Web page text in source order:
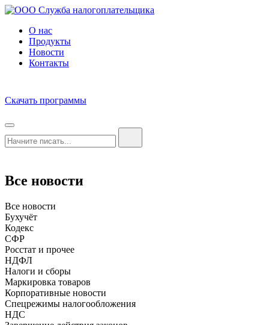
О нас
Продукты
Новости
Контакты
Скачать программы
Все новости
Все новости
Бухучёт
Кодекс
СФР
Росстат и прочее
НДФЛ
Налоги и сборы
Маркировка товаров
Корпоративные новости
Спецрежимы налогообложения
НДС